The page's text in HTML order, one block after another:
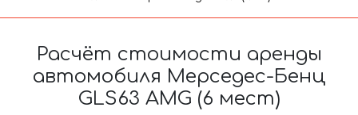
Расчёт стоимости аренды
автомобиля Мерседес-Бенц
GLS63 AMG (6 мест)